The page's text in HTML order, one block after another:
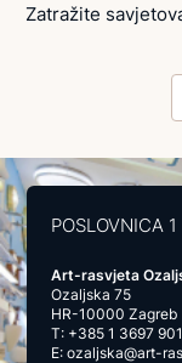
Zatražite
POSLOVNICA 1
Art-rasvjeta
Ozaljska 75
HR-10000 Zagreb
T: +385 1 3697 901
E:ozaljska@art-